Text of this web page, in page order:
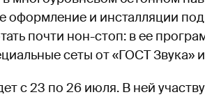
и инсталляции
почти нон-стоп: в ее
сеты от «ГОСТ Звука»
с 23 по 26 июля. В ней